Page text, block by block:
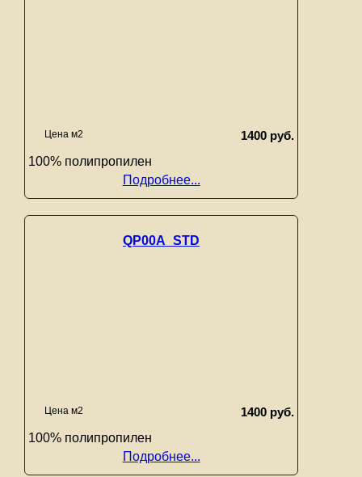
Цена м2
1400 руб.
100% полипропилен
Подробнее...
QP00A_STD
Цена м2
1400 руб.
100% полипропилен
Подробнее...